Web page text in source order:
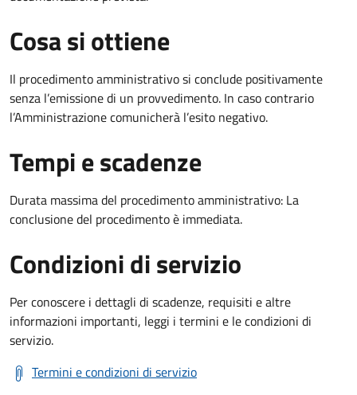
Cosa si ottiene
Il procedimento amministrativo si conclude positivamente
senza l’emissione di un provvedimento. In caso contrario
l’Amministrazione comunicherà l’esito negativo.
Tempi e scadenze
Durata massima del procedimento amministrativo: La
conclusione del procedimento è immediata.
Condizioni di servizio
Per conoscere i dettagli di scadenze, requisiti e altre
informazioni importanti, leggi i termini e le condizioni di
servizio.
Termini e condizioni di servizio